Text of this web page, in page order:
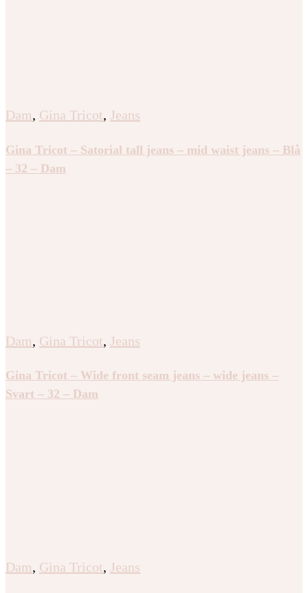
Dam, Gina Tricot, Jeans
Gina Tricot – Satorial tall jeans – mid waist jeans – Blå
– 32 – Dam
Dam, Gina Tricot, Jeans
Gina Tricot – Wide front seam jeans – wide jeans –
Svart – 32 – Dam
Dam, Gina Tricot, Jeans